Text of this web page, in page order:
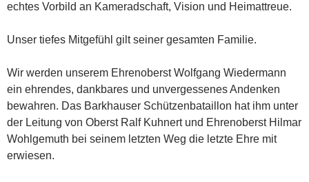
echtes Vorbild an Kameradschaft, Vision und Heimattreue.
Unser tiefes Mitgefühl gilt seiner gesamten Familie.
Wir werden unserem Ehrenoberst Wolfgang Wiedermann
ein ehrendes, dankbares und unvergessenes Andenken
bewahren. Das Barkhauser Schützenbataillon hat ihm unter
der Leitung von Oberst Ralf Kuhnert und Ehrenoberst Hilmar
Wohlgemuth bei seinem letzten Weg die letzte Ehre mit
erwiesen.